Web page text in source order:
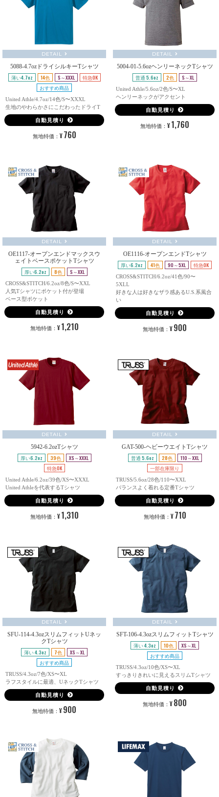
DETAIL
5088-4.7ozドライシルキーTシャツ
薄い4.7oz 14色 S～XXXL
特急OK
おすすめ商品
United Athle/4.7oz/14色/S〜XXXL
生地のやわらかさにこだわったドライT
自動見積り
無地特価： ¥ 760
DETAIL
5004-01-5.6ozヘンリーネックTシャツ
普通 5.6oz 2色 S～XL
United Athle/5.6oz/2色/S〜XL
ヘンリーネックがアクセント
自動見積り
無地特価：¥ 1,760
DETAIL
OE1117-オープンエンドマックスウ
ェイトベースポケットTシャツ
厚い6.2oz 8色 S～XXL
CROSS&STITCH/6.2oz/8色/S〜XXL
人気Tシャツにポケット付が登場
ベース型ポケット
自動見積り
無地特価： ¥ 1,210
DETAIL
OE1116-オープンエンドTシャツ
厚い6.2oz 41色 90～5XL 特急OK
CROSS&STITCH/6.2oz/41色/90〜
5XLL
好きな人は好きなザラ感あるU.S.系風合
い
自動見積り
無地特価：¥ 900
DETAIL
5942-6.2ozTシャツ
厚い6.2oz 39色
XS～XXXL
特急OK
United Athle/6.2oz/39色/XS〜XXXL
United Athleを代表するTシャツ
自動見積り
無地特価： ¥ 1,310
DETAIL
GAT-500-ヘビーウエイトTシャツ
普通 5.6oz 28色
110～XXL
一部在庫限り
TRUSS/5.6oz/28色/110〜XXL
バランスよく着れる定番Tシャツ
自動見積り
無地特価： ¥ 710
DETAIL
SFU-114-4.3ozスリムフィットUネッ
クTシャツ
薄い 4.3oz 7色
XS～XL
おすすめ商品
TRUSS/4.3oz/7色/XS〜XL
ラフスタイルに最適、UネックTシャツ
自動見積り
無地特価：¥ 900
DETAIL
SFT-106-4.3ozスリムフィットTシャツ
薄い 4.3oz 10色
XS～XL
おすすめ商品
TRUSS/4.3oz/10色/XS〜XL
すっきりきれいに見えるスリムTシャツ
自動見積り
無地特価：¥ 800